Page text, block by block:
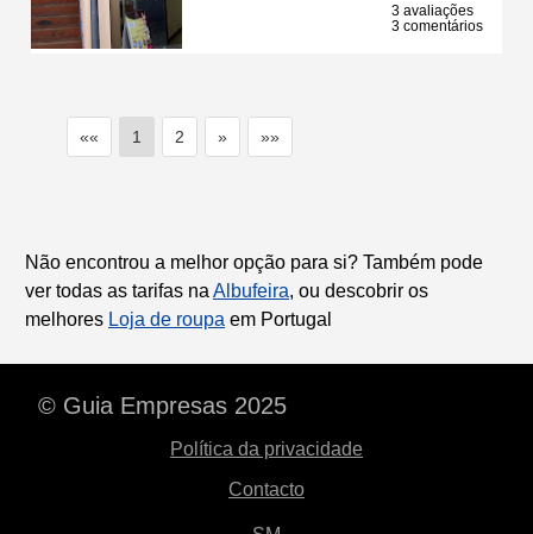
3 avaliações
3 comentários
«« 1 2 » »»
Não encontrou a melhor opção para si? Também pode
ver todas as tarifas na Albufeira, ou descobrir os
melhores Loja de roupa em Portugal
© Guia Empresas 2025
Política da privacidade
Contacto